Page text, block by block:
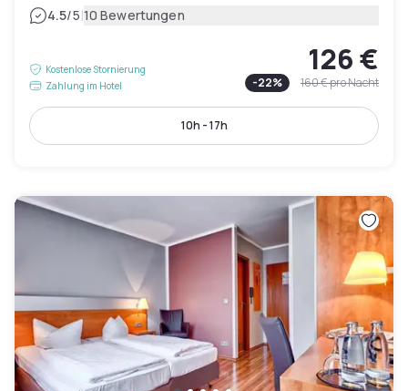
4.5/5|10 Bewertungen
Kostenlose Stornierung
Zahlung im Hotel
126 €
-22% 160 €pro Nacht
10h - 17h